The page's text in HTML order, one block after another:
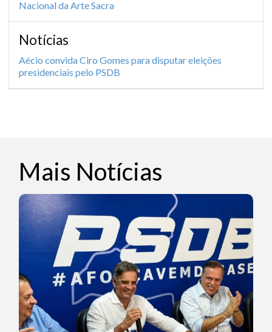
Nacional da Arte Sacra
Notícias
Aécio convida Ciro Gomes para disputar eleições
presidenciais pelo PSDB
Mais Notícias